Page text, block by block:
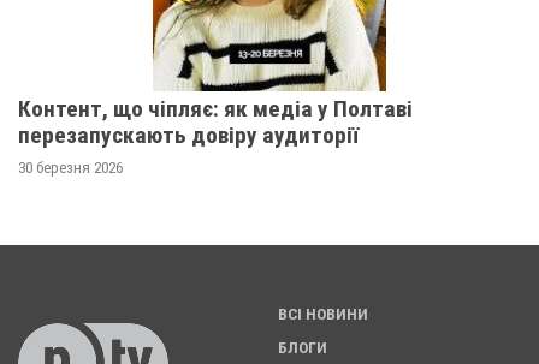
Контент, що чіпляє: як медіа у Полтаві
перезапускають довіру аудиторії
30 березня 2026
ВСІ НОВИНИ
БЛОГИ